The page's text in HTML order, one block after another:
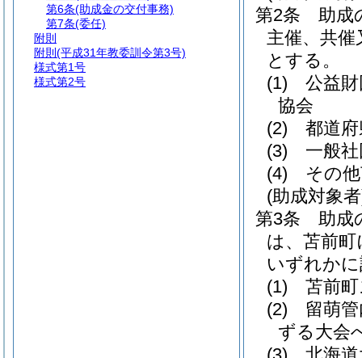
第2条
助成
主催、共
とする。
(1)
公益
協会
(2)
都道
(3)
一般
(4)
その
(助成対象
第3条
助成
は、苫前
いずれか
(1)
苫前
(2)
留萌
ずる大会
第6条(助成金の交付事務)
第7条(委任)
附則
附則 (平成31年教委訓令第3号)
様式第1号
様式第2号